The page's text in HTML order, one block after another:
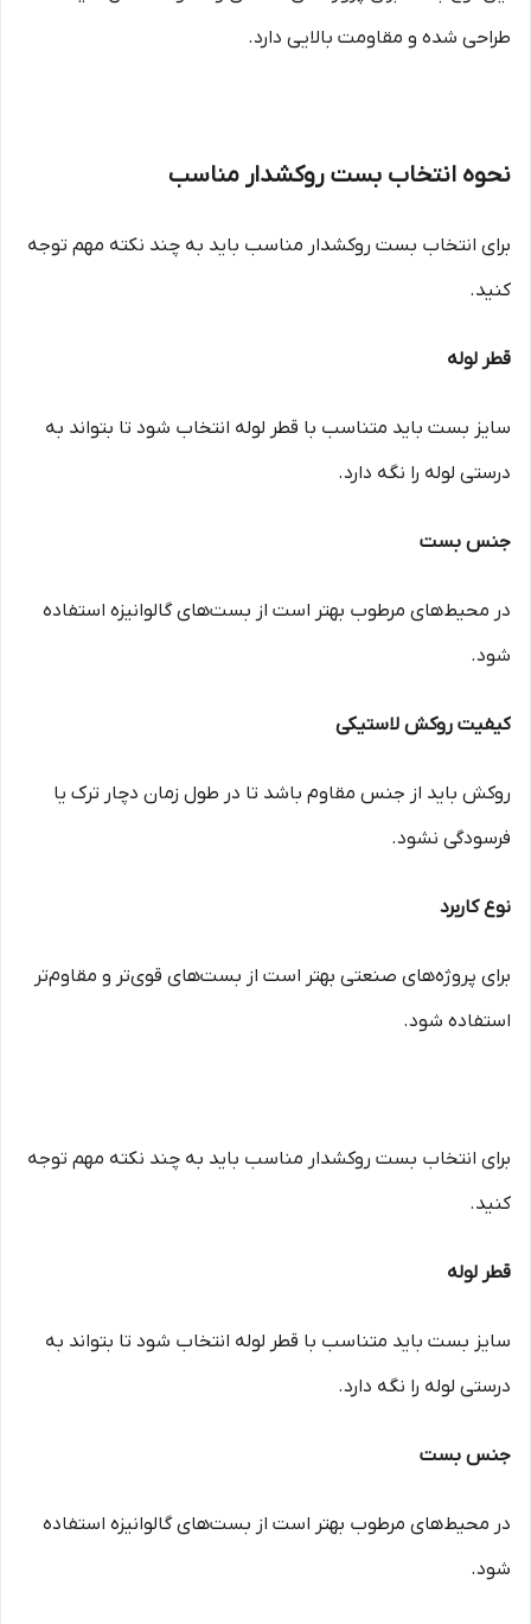
طراحی شده و مقاومت بالایی دارد.
نحوه انتخاب بست روکشدار مناسب
برای انتخاب بست روکشدار مناسب باید به چند نکته مهم توجه
کنید.
قطر لوله
سایز بست باید متناسب با قطر لوله انتخاب شود تا بتواند به
درستی لوله را نگه دارد.
جنس بست
در محیط‌های مرطوب بهتر است از بست‌های گالوانیزه استفاده
شود.
کیفیت روکش لاستیکی
روکش باید از جنس مقاوم باشد تا در طول زمان دچار ترک یا
فرسودگی نشود.
نوع کاربرد
برای پروژه‌های صنعتی بهتر است از بست‌های قوی‌تر و مقاوم‌تر
استفاده شود.
برای انتخاب بست روکشدار مناسب باید به چند نکته مهم توجه
کنید.
قطر لوله
سایز بست باید متناسب با قطر لوله انتخاب شود تا بتواند به
درستی لوله را نگه دارد.
جنس بست
در محیط‌های مرطوب بهتر است از بست‌های گالوانیزه استفاده
شود.